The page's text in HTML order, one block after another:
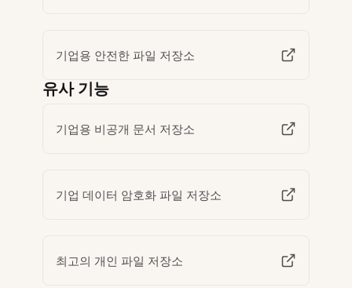
기업용 안전한 파일 저장소
유사 기능
기업용 비공개 문서 저장소
기업 데이터 암호화 파일 저장소
최고의 개인 파일 저장소